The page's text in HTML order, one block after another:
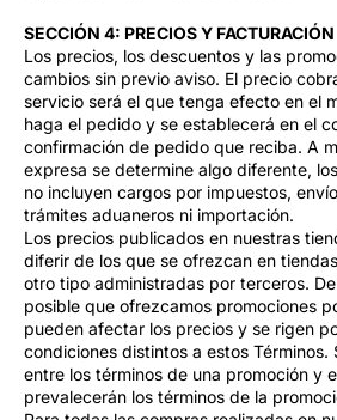
SECCIÓN 4: PRECIOS Y FACTURACIÓN
Los precios, los descuentos y las
cambios sin previo aviso. El precio
servicio será el que tenga efecto en el
haga el pedido y se establecerá en el
confirmación de pedido que reciba. A
expresa se determine algo diferente,
no incluyen cargos por impuestos,
trámites aduaneros ni importación.
Los precios publicados en nuestras
diferir de los que se ofrezcan en
otro tipo administradas por terceros.
posible que ofrezcamos promociones
pueden afectar los precios y se rigen
condiciones distintos a estos Términos.
entre los términos de una promoción y
prevalecerán los términos de la